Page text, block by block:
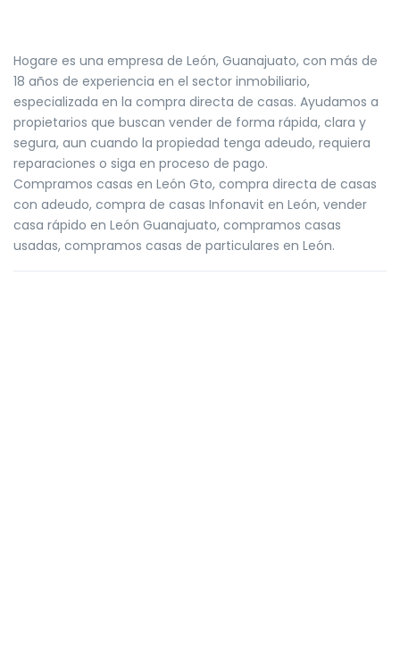
Hogare es una empresa de León, Guanajuato, con más de
18 años de experiencia en el sector inmobiliario,
especializada en la compra directa de casas. Ayudamos a
propietarios que buscan vender de forma rápida, clara y
segura, aun cuando la propiedad tenga adeudo, requiera
reparaciones o siga en proceso de pago.
Compramos casas en León Gto, compra directa de casas
con adeudo, compra de casas Infonavit en León, vender
casa rápido en León Guanajuato, compramos casas
usadas, compramos casas de particulares en León.